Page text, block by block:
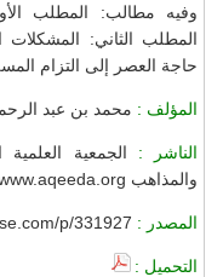
وفيه مطالب: المطلب
المطلب الثاني: المشكلات
حاجة العصر إلى التزام
المؤلف : محمد بن عبد
الناشر : الجمعية العلمية
والمذاهب www.aqeeda.org
المصدر : p/331927
التحميل :